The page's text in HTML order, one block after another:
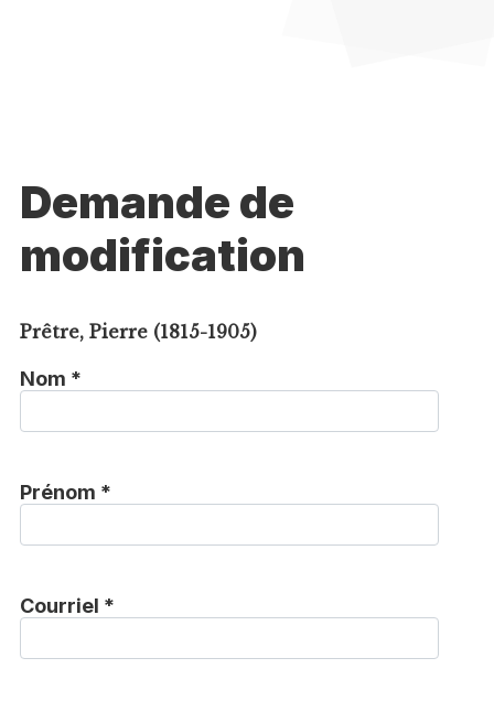
Demande de
modification
Prêtre, Pierre (1815-1905)
Nom *
Prénom *
Courriel *